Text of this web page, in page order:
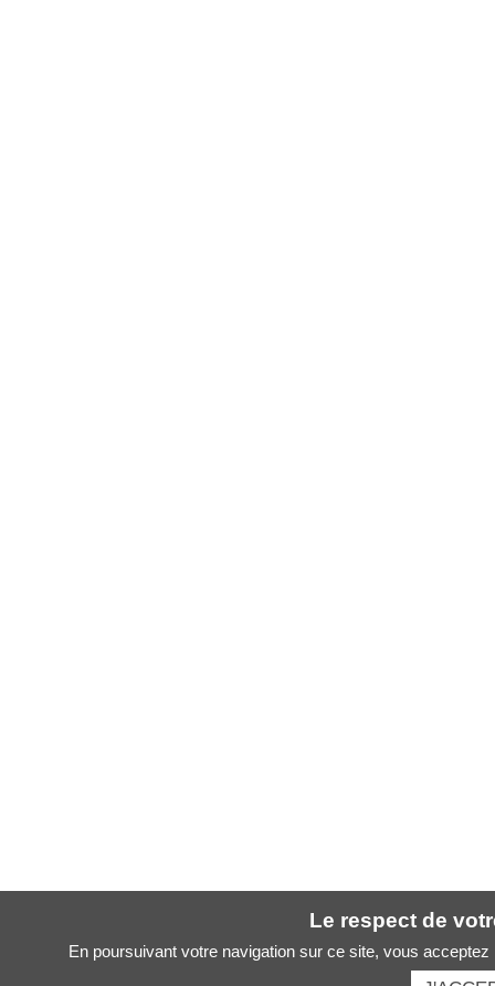
Le respect de
En poursuivant votre navigation sur ce site, vous